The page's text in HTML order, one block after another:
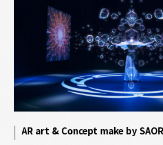
AR art & Concept make by